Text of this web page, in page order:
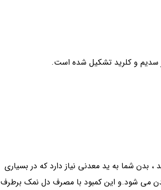
و کلرید تشکیل شده است.
بدن شما به ید معدنی نیاز دارد که در بسیاری
بدن می شود.و این کمبود با مصرف دل نمک برطرف